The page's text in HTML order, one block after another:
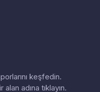
keşfedin.
adına tıklayın.